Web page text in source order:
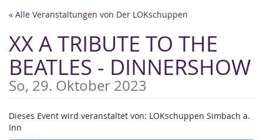
Zum
Inhalt
springen
« Alle Veranstaltungen von Der LOKschuppen
XX A TRIBUTE TO THE
BEATLES - DINNERSHOW
So, 29. Oktober 2023
Dieses Event wird veranstaltet von: LOKschuppen Simbach a.
Inn